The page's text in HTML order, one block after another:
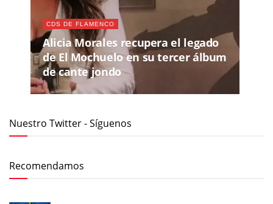
CDS DE FLAMENCO
Alicia Morales recupera el legado
de El Mochuelo en su tercer álbum
de cante jondo
Nuestro Twitter - Síguenos
Recomendamos